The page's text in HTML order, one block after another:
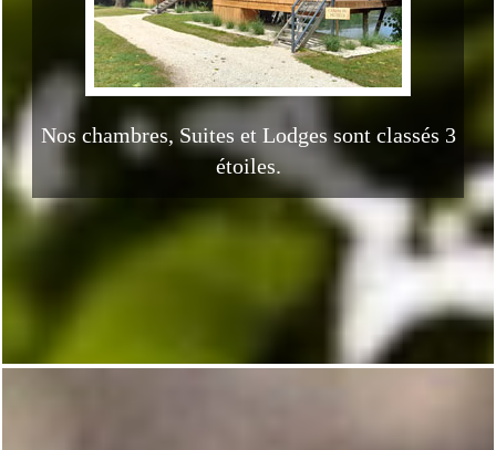
Nos chambres, Suites et Lodges sont classés 3
étoiles.